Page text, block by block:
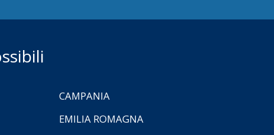
CAMPANIA
EMILIA ROMAGNA